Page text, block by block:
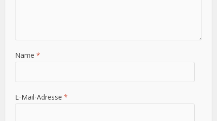
Name*
E-Mail-Adresse*